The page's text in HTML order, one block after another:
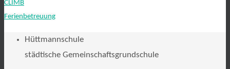
CLIMB
Ferienbetreuung
Hüttmannschule
städtische Gemeinschaftsgrundschule